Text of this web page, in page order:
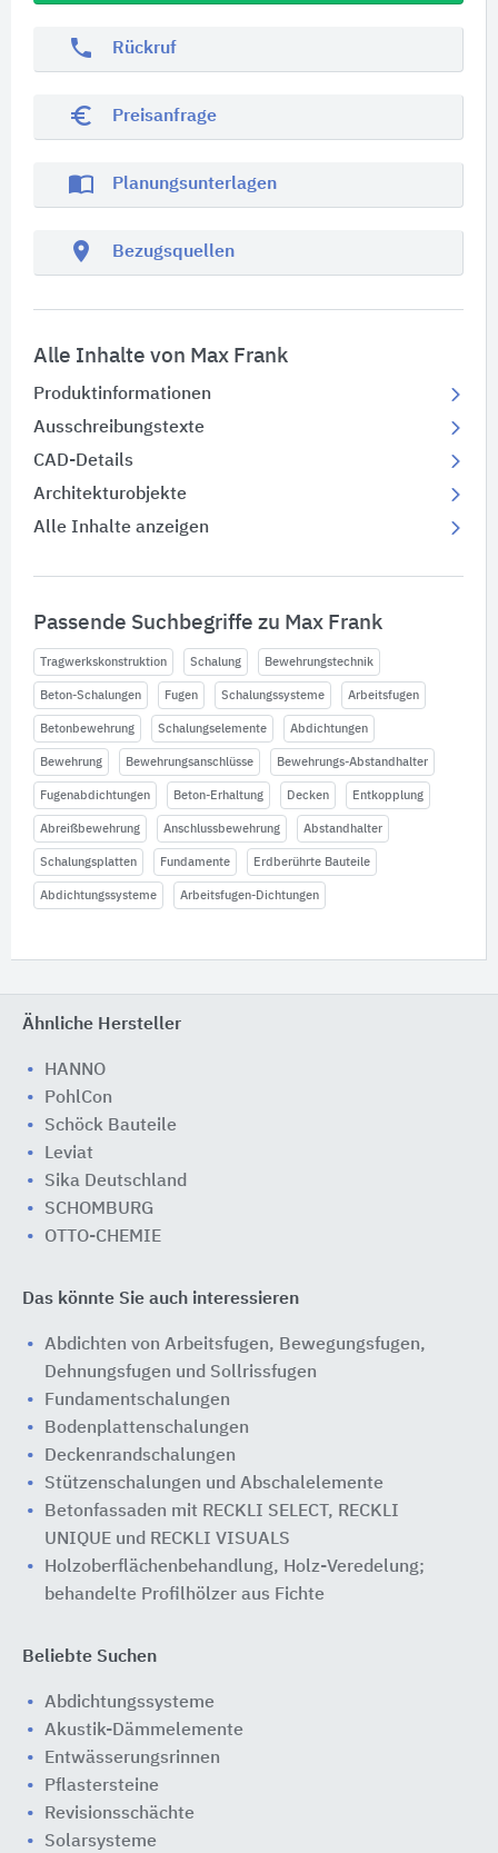
phone Rückruf
euro_symbol Preisanfrage
import_contacts Planungsunterlagen
location_on Bezugsquellen
Alle Inhalte von Max Frank
Produktinformationen
Ausschreibungstexte
CAD-Details
Architekturobjekte
Alle Inhalte anzeigen
Passende Suchbegriffe zu Max Frank
Tragwerkskonstruktion Schalung Bewehrungstechnik
Beton-Schalungen Fugen Schalungssysteme Arbeitsfugen
Betonbewehrung Schalungselemente Abdichtungen
Bewehrung Bewehrungsanschlüsse Bewehrungs-Abstandhalter
Fugenabdichtungen Beton-Erhaltung Decken Entkopplung
Abreißbewehrung Anschlussbewehrung Abstandhalter
Schalungsplatten Fundamente Erdberührte Bauteile
Abdichtungssysteme Arbeitsfugen-Dichtungen
Ähnliche Hersteller
HANNO
PohlCon
Schöck Bauteile
Leviat
Sika Deutschland
SCHOMBURG
OTTO-CHEMIE
Das könnte Sie auch interessieren
Abdichten von Arbeitsfugen, Bewegungsfugen,
Dehnungsfugen und Sollrissfugen
Fundamentschalungen
Bodenplattenschalungen
Deckenrandschalungen
Stützenschalungen und Abschalelemente
Betonfassaden mit RECKLI SELECT, RECKLI
UNIQUE und RECKLI VISUALS
Holzoberflächenbehandlung, Holz-Veredelung;
behandelte Profilhölzer aus Fichte
Beliebte Suchen
Abdichtungssysteme
Akustik-Dämmelemente
Entwässerungsrinnen
Pflastersteine
Revisionsschächte
Solarsysteme